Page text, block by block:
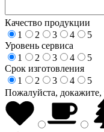
Качество продукции
1
2 3 4
5
Уровень сервиса
1
2 3 4
5
Срок изготовления
1
2 3 4
5
Пожалуйста,